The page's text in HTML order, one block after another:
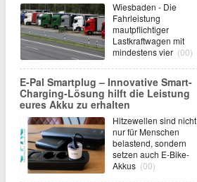
Wiesbaden - Die
Fahrleistung
mautpflichtiger
Lastkraftwagen mit
mindestens vier (00)
E-Pal Smartplug – Innovative Smart-
Charging-Lösung hilft die Leistung
eures Akku zu erhalten
Hitzewellen sind nicht
nur für Menschen
belastend, sondern
setzen auch E-Bike-
Akkus (00)